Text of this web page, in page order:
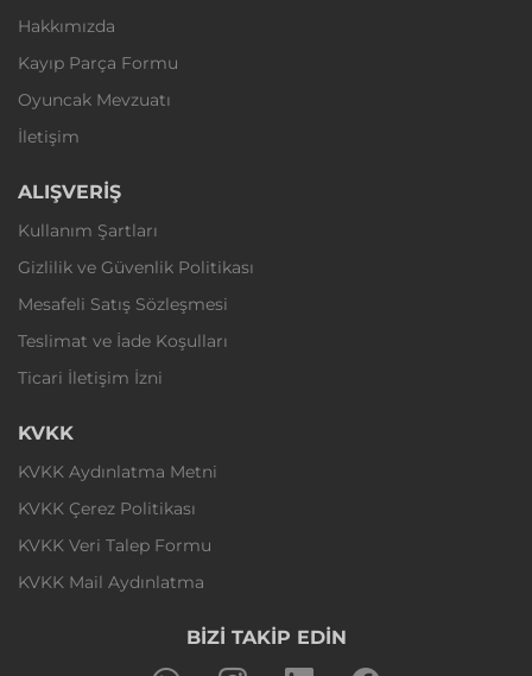
Hakkımızda
Kayıp Parça Formu
Oyuncak Mevzuatı
İletişim
ALIŞVERİŞ
Kullanım Şartları
Gizlilik ve Güvenlik Politikası
Mesafeli Satış Sözleşmesi
Teslimat ve İade Koşulları
Ticari İletişim İzni
KVKK
KVKK Aydınlatma Metni
KVKK Çerez Politikası
KVKK Veri Talep Formu
KVKK Mail Aydınlatma
BİZİ TAKİP EDİN